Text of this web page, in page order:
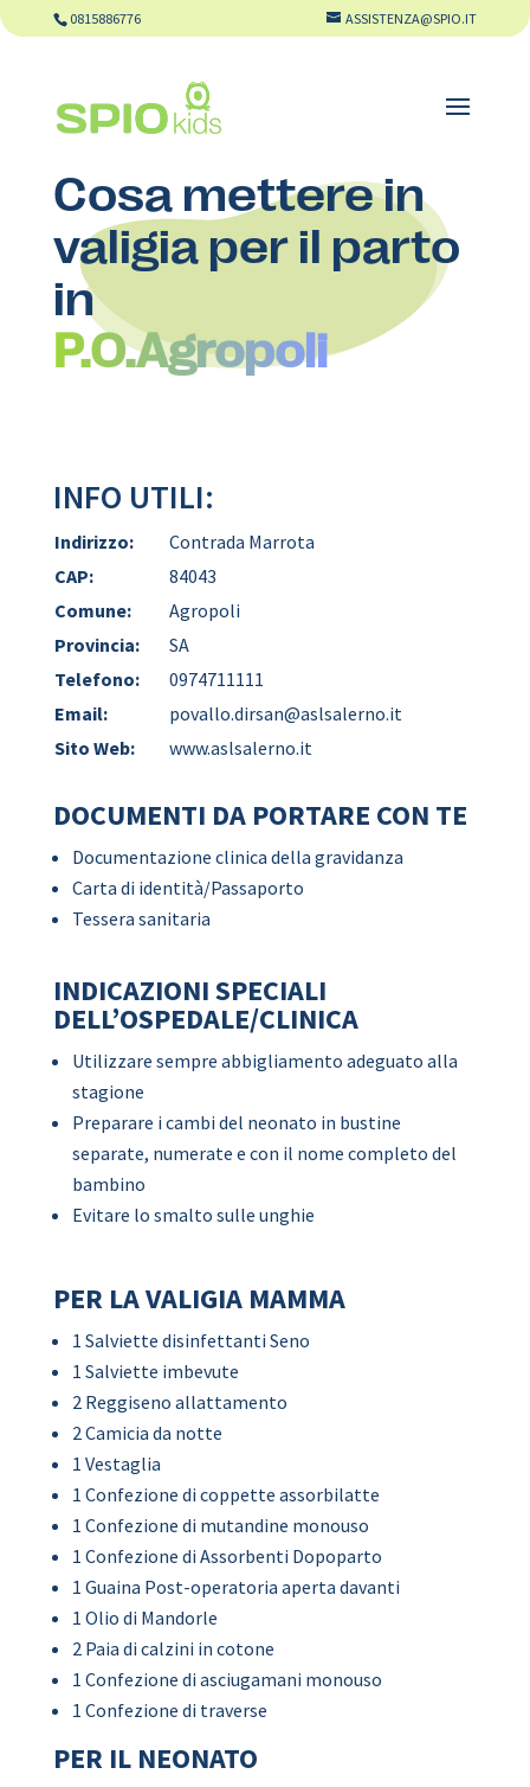
0815886776 ASSISTENZA@SPIO.IT
Cosa mettere in
valigia per il parto
in
P.O.Agropoli
INFO UTILI:
Indirizzo:
Contrada Marrota
CAP:
84043
Comune:
Agropoli
Provincia:
SA
Telefono:
0974711111
Email:
povallo.dirsan@aslsalerno.it
Sito Web:
www.aslsalerno.it
DOCUMENTI DA PORTARE CON TE
Documentazione clinica della gravidanza
Carta di identità/Passaporto
Tessera sanitaria
INDICAZIONI SPECIALI
DELL’OSPEDALE/CLINICA
Utilizzare sempre abbigliamento adeguato alla
stagione
Preparare i cambi del neonato in bustine
separate, numerate e con il nome completo del
bambino
Evitare lo smalto sulle unghie
PER LA VALIGIA MAMMA
1 Salviette disinfettanti Seno
1 Salviette imbevute
2 Reggiseno allattamento
2 Camicia da notte
1 Vestaglia
1 Confezione di coppette assorbilatte
1 Confezione di mutandine monouso
1 Confezione di Assorbenti Dopoparto
1 Guaina Post-operatoria aperta davanti
1 Olio di Mandorle
2 Paia di calzini in cotone
1 Confezione di asciugamani monouso
1 Confezione di traverse
PER IL NEONATO